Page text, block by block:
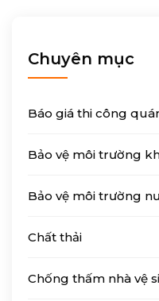
Chuyên mục
Báo giá thi công
Bảo vệ môi trường
Bảo vệ môi trường
Chất thải
Chống thấm nhà vệ